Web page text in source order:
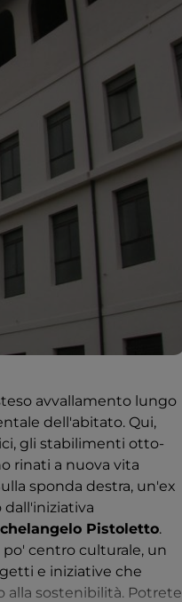
avvallamento lungo
dell'abitato. Qui,
gli stabilimenti otto-
rinati a nuova vita
sponda destra, un'ex
Pistoletto.
centro culturale, un
e iniziative che
alla sostenibilità. Potrete